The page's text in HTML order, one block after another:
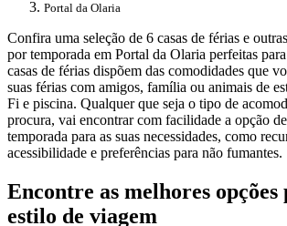
Portal da Olaria
Confira uma seleção de 6 casas de férias e
por temporada em Portal da Olaria perfeitas
casas de férias dispõem das comodidades que
suas férias com amigos, família ou animais de
Fi e piscina. Qualquer que seja o tipo de
procura, vai encontrar com facilidade a opção
temporada para as suas necessidades, como
acessibilidade e preferências para não fumantes.
Encontre as melhores opções
estilo de viagem